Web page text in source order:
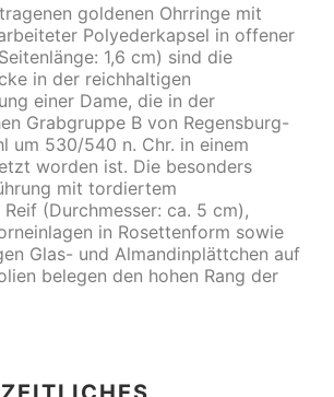
goldenen Ohrringe mit
Polyederkapsel in offener
1,6 cm) sind die
in der reichhaltigen
einer Dame, die in der
Grabgruppe B von Regensburg-
um 530/540 n. Chr. in einem
worden ist. Die besonders
mit tordiertem
(Durchmesser: ca. 5 cm),
in Rosettenform sowie
Glas- und Almandinplättchen auf
belegen den hohen Rang der